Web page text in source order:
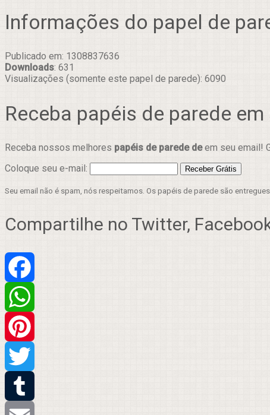
Informações do papel de
Publicado em: 1308837636
Downloads: 631
Visualizações (somente este papel de parede): 6090
Receba papéis de parede
Receba nossos melhores papéis de parede deem seu email!
Coloque seu e-mail:
Seu email não é spam, nós respeitamos. Os papéis de parede são
Compartilhe no Twitter,
Facebook
WhatsApp
Pinterest
Twitter